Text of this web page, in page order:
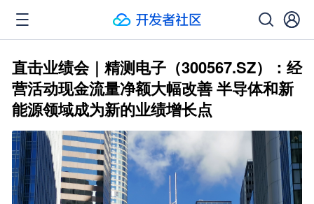
直击业绩会｜精测电子（300567.SZ）：经
营活动现金流量净额大幅改善 半导体和新
能源领域成为新的业绩增长点